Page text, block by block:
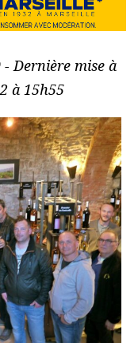
Dernière mise à
à 15h55